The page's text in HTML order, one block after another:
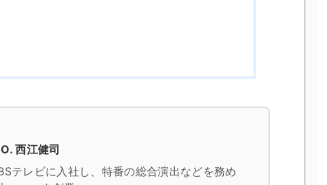
西江健司
テレビに入社し、特番の総合演出などを務め